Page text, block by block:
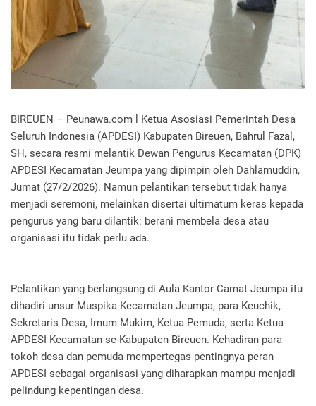
BIREUEN – Peunawa.com l Ketua Asosiasi Pemerintah Desa
Seluruh Indonesia (APDESI) Kabupaten Bireuen, Bahrul Fazal,
SH, secara resmi melantik Dewan Pengurus Kecamatan (DPK)
APDESI Kecamatan Jeumpa yang dipimpin oleh Dahlamuddin,
Jumat (27/2/2026). Namun pelantikan tersebut tidak hanya
menjadi seremoni, melainkan disertai ultimatum keras kepada
pengurus yang baru dilantik: berani membela desa atau
organisasi itu tidak perlu ada.
Pelantikan yang berlangsung di Aula Kantor Camat Jeumpa itu
dihadiri unsur Muspika Kecamatan Jeumpa, para Keuchik,
Sekretaris Desa, Imum Mukim, Ketua Pemuda, serta Ketua
APDESI Kecamatan se-Kabupaten Bireuen. Kehadiran para
tokoh desa dan pemuda mempertegas pentingnya peran
APDESI sebagai organisasi yang diharapkan mampu menjadi
pelindung kepentingan desa.